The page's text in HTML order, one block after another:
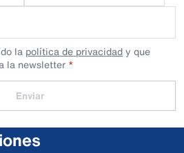
la política de privacidady que
la newsletter
Enviar